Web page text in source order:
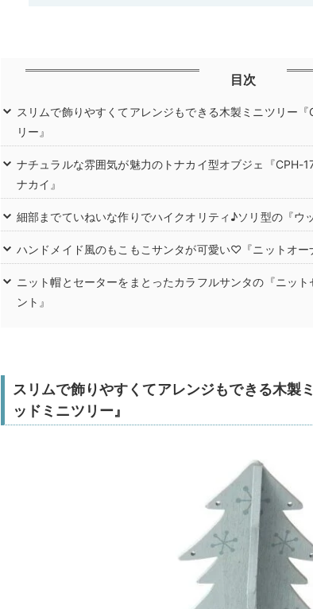
目次
スリムで飾りやすくてアレンジもできる木製ミニツリー
リー』
ナチュラルな雰囲気が魅力のトナカイ型オブジェ『CPH-
ナカイ』
細部までていねいな作りでハイクオリティ♪ソリ型の『ウ
ハンドメイド風のもこもこサンタが可愛い♡『ニットオー
ニット帽とセーターをまとったカラフルサンタの『ニッ
ント』
スリムで飾りやすくてアレンジもできる木製
ッドミニツリー』